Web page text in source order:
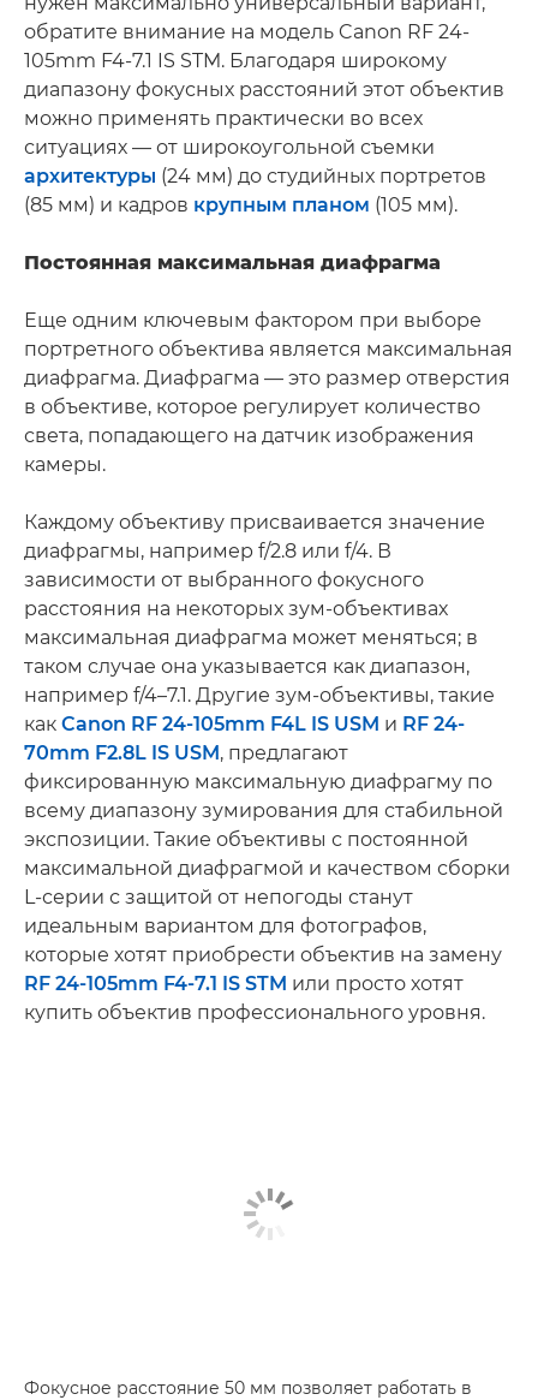
обратите внимание на модель Canon RF 24-
105mm F4-7.1 IS STM. Благодаря широкому
диапазону фокусных расстояний этот объектив
можно применять практически во всех
ситуациях — от широкоугольной съемки
архитектуры (24 мм) до студийных портретов
(85 мм) и кадров крупным планом (105 мм).
Постоянная максимальная диафрагма
Еще одним ключевым фактором при выборе
портретного объектива является максимальная
диафрагма. Диафрагма — это размер отверстия
в объективе, которое регулирует количество
света, попадающего на датчик изображения
камеры.
Каждому объективу присваивается значение
диафрагмы, например f/2.8 или f/4. В
зависимости от выбранного фокусного
расстояния на некоторых зум-объективах
максимальная диафрагма может меняться; в
таком случае она указывается как диапазон,
например f/4–7.1. Другие зум-объективы, такие
как Canon RF 24-105mm F4L IS USM и RF 24-
70mm F2.8L IS USM, предлагают
фиксированную максимальную диафрагму по
всему диапазону зумирования для стабильной
экспозиции. Такие объективы с постоянной
максимальной диафрагмой и качеством сборки
L-серии с защитой от непогоды станут
идеальным вариантом для фотографов,
которые хотят приобрести объектив на замену
RF 24-105mm F4-7.1 IS STM или просто хотят
купить объектив профессионального уровня.
Фокусное расстояние 50 мм позволяет работать в